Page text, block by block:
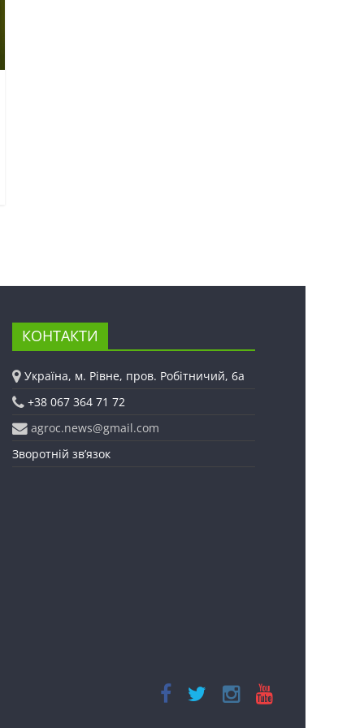
КОНТАКТИ
Україна, м. Рівне, пров. Робітничий, 6а
+38 067 364 71 72
agroc.news@gmail.com
Зворотній зв’язок